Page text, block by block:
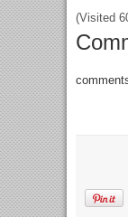
(Visited